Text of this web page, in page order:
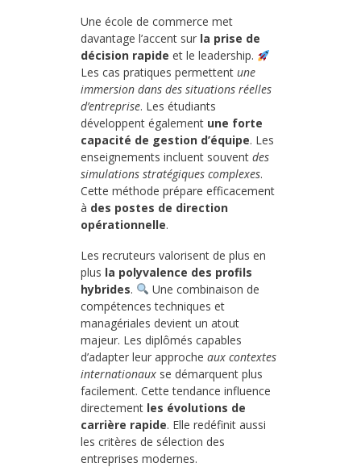
Une école de commerce met
davantage l’accent sur la prise de
décision rapide et le leadership.
Les cas pratiques permettent une
immersion dans des situations réelles
d’entreprise. Les étudiants
développent également une forte
capacité de gestion d’équipe. Les
enseignements incluent souvent des
simulations stratégiques complexes.
Cette méthode prépare efficacement
à des postes de direction
opérationnelle.
Les recruteurs valorisent de plus en
plus la polyvalence des profils
hybrides.
Une combinaison de
compétences techniques et
managériales devient un atout
majeur. Les diplômés capables
d’adapter leur approche aux contextes
internationaux se démarquent plus
facilement. Cette tendance influence
directement les évolutions de
carrière rapide. Elle redéfinit aussi
les critères de sélection des
entreprises modernes.